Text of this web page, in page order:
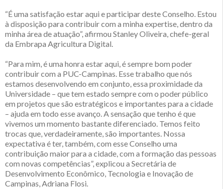
“É uma satisfação estar aqui e participar deste Conselho. Estou
à disposição para contribuir com a minha expertise, dentro da
minha área de atuação”, afirmou Stanley Oliveira, chefe-geral
da Embrapa Agricultura Digital.
“Para mim, é uma honra estar aqui, é sempre bom poder
contribuir com a PUC-Campinas. Esse trabalho que nós
estamos desenvolvendo em conjunto, essa proximidade da
Universidade – que tem estado sempre com o poder público
em projetos que são estratégicos e importantes para a cidade
– ajuda em todo esse avanço. A sensação que tenho é que
vivemos um momento bastante diferenciado. Temos feito
trocas que, verdadeiramente, são importantes. Nossa
expectativa é ter, também, com esse Conselho uma
contribuição maior para a cidade, com a formação das pessoas
com novas competências”, explicou a Secretária de
Desenvolvimento Econômico, Tecnologia e Inovação de
Campinas, Adriana Flosi.